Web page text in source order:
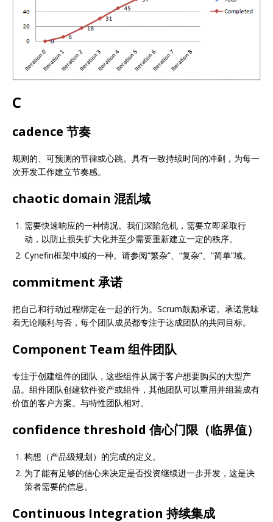
C
cadence 节奏
规则的、可预测的节律或心跳。具有一致持续时间的冲刺，为每一
次开发工作建立节奏感。
chaotic domain 混乱域
需要快速响应的一种情况。我们深陷危机，需要立即采取行
动，以防止损失扩大化并至少需要重新建立一定的秩序。
Cynefin框架中域的一种。请参阅“繁杂”、“复杂”、“简单”域。
commitment 承诺
把自己和行动过程绑定在一起的行为。Scrum鼓励承诺。承诺意味
着无论顺利与否，每个团队成员都专注于达成团队的共同目标。
Component Team 组件团队
专注于创建组件的团队，这些组件从属于客户想要购买的大型产
品。组件团队创建软件资产或组件，其他团队可以重用并组装成有
价值的客户方案。与特性团队相对。
confidence threshold 信心门限（临界值）
构想（产品级规划）的完成的定义。
为了能有足够的信心来决定是否投资继续进一步开发，这是决
策者需要的信息。
Continuous Integration 持续集成